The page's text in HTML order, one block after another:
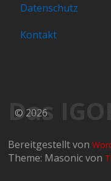
Datenschutz
Kontakt
Das
© 2026
Bereitgestellt von
Theme: Masonic von